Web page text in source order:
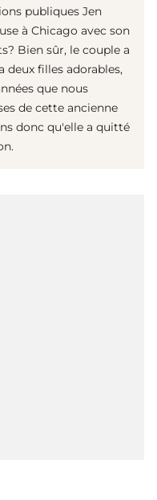
publiques Jen
à Chicago avec son
Bien sûr, le couple a
deux filles adorables,
que nous
de cette ancienne
donc qu'elle a quitté